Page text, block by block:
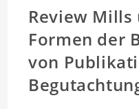
Review Mills
Formen der
von